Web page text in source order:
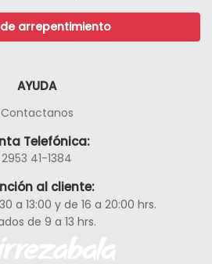
arrepentimiento
AYUDA
Contactanos
Telefónica:
2953 41-1384
al cliente:
a 13:00 y de 16 a 20:00 hrs.
de 9 a 13 hrs.